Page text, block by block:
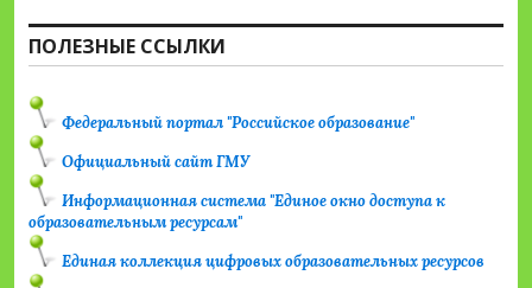
ПОЛЕЗНЫЕ ССЫЛКИ
Федеральный портал "Российское образование"
Официальный сайт ГМУ
Информационная система "Единое окно доступа к
образовательным ресурсам"
Единая коллекция цифровых образовательных ресурсов